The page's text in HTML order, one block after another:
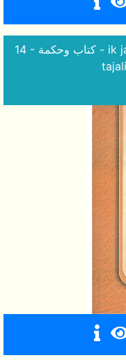
14 - كتاب وحكمة - ik jawab - - KAMALAAT_E_USMANI_